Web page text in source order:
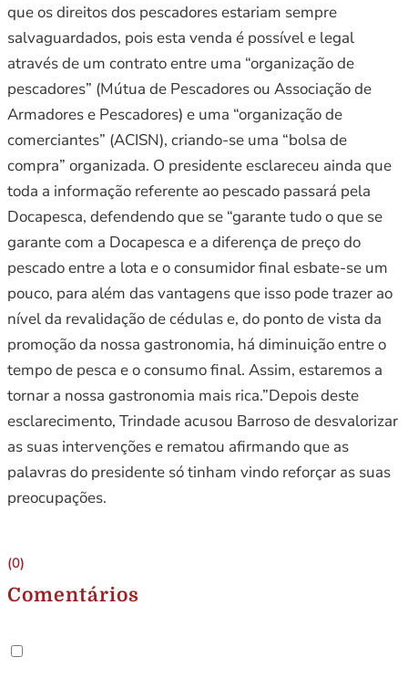
que os direitos dos pescadores estariam sempre
salvaguardados, pois esta venda é possível e legal
através de um contrato entre uma “organização de
pescadores” (Mútua de Pescadores ou Associação de
Armadores e Pescadores) e uma “organização de
comerciantes” (ACISN), criando-se uma “bolsa de
compra” organizada. O presidente esclareceu ainda que
toda a informação referente ao pescado passará pela
Docapesca, defendendo que se “garante tudo o que se
garante com a Docapesca e a diferença de preço do
pescado entre a lota e o consumidor final esbate-se um
pouco, para além das vantagens que isso pode trazer ao
nível da revalidação de cédulas e, do ponto de vista da
promoção da nossa gastronomia, há diminuição entre o
tempo de pesca e o consumo final. Assim, estaremos a
tornar a nossa gastronomia mais rica.”Depois deste
esclarecimento, Trindade acusou Barroso de desvalorizar
as suas intervenções e rematou afirmando que as
palavras do presidente só tinham vindo reforçar as suas
preocupações.
(0)
Comentários